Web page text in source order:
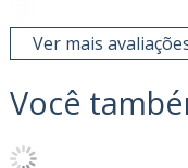
Ver mais
Você